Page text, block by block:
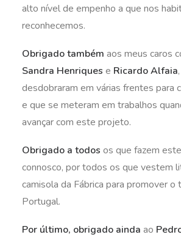
alto nível de empenho a que nos
reconhecemos.
Obrigado também aos meus caros
Sandra Henriques e Ricardo Alfaia
desdobraram em várias frentes para
e que se meteram em trabalhos
avançar com este projeto.
Obrigado a todos os que fazem
connosco, por todos os que vestem
camisola da Fábrica para promover o
Portugal.
Por último, obrigado ainda ao